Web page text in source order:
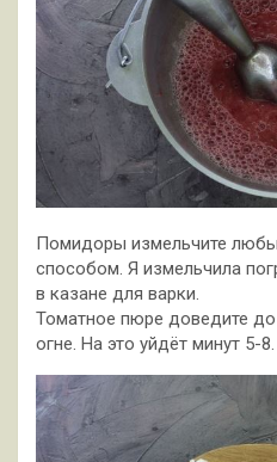
Помидоры измельчите
способом. Я измельчила
в казане для варки.
Томатное пюре доведите
огне. На это уйдёт минут 5-8.